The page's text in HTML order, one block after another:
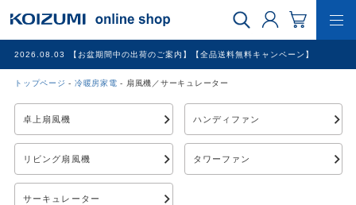
2026.08.03 【お盆期間中の出荷のご案内】【全品送料無料キャンペーン】
トップページ 冷暖房家電 扇風機／サーキュレーター
理美容家電
調理家電
卓上扇風機 ハンディファン
リビング扇風機 タワーファン
サーキュレーター